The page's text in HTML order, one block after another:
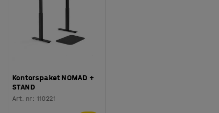
Kontorspaket NOMAD +
STAND
Art. nr: 110221